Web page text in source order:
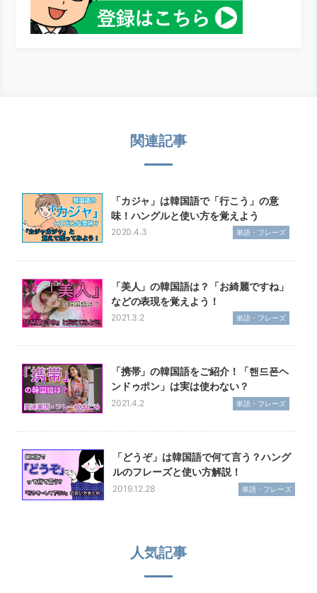
関連記事
「カジャ」は韓国語で「行こう」の意
味！ハングルと使い方を覚えよう
2020.4.3 単語・フレーズ
「美人」の韓国語は？「お綺麗ですね」
などの表現を覚えよう！
2021.3.2 単語・フレーズ
「携帯」の韓国語をご紹介！「핸드폰ヘ
ンドゥポン」は実は使わない？
2021.4.2 単語・フレーズ
「どうぞ」は韓国語で何て言う？ハング
ルのフレーズと使い方解説！
2019.12.28 単語・フレーズ
人気記事